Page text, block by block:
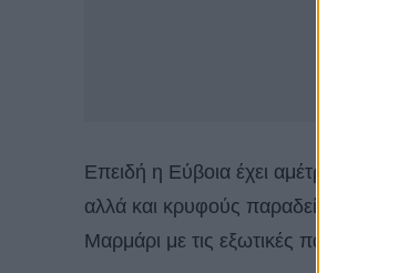
Επειδή η Εύβοια έχει αμέτρητες
αλλά και κρυφούς παραδείσους,
Μαρμάρι με τις εξωτικές παραλίες…